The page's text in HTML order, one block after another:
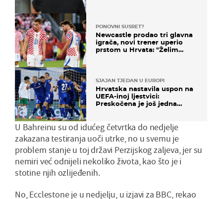
PONOVNI SUSRET?
Newcastle prodao tri glavna
igrača, novi trener uperio
prstom u Hrvata: "Želim
SJAJAN TJEDAN U EUROPI
Hrvatska nastavila uspon na
UEFA-inoj ljestvici:
Preskočena je još jedna
U Bahreinu su od idućeg četvrtka do nedjelje
zakazana testiranja uoči utrke, no u svemu je
problem stanje u toj državi Perzijskog zaljeva, jer su
nemiri već odnijeli nekoliko života, kao što je i
stotine njih ozlijeđenih.
No, Ecclestone je u nedjelju, u izjavi za BBC, rekao